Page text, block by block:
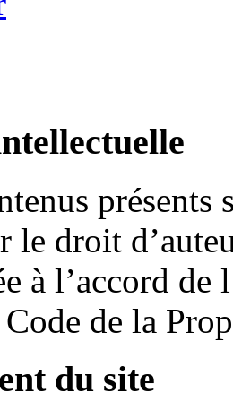
le droit
à l’accord de
de la
du site